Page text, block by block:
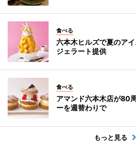
食べる
六本木ヒルズで夏のア
ジェラート提供
食べる
アマンド六本木店が80
ーを週替わりで
もっと見る